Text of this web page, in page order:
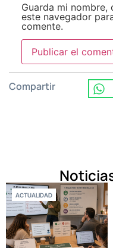
Guarda mi
este navegador
comente.
Compartir
ACTUALIDAD